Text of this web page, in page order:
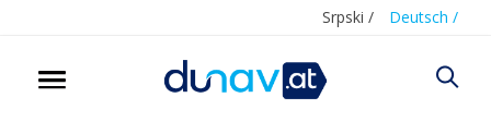
Srpski / Deutsch /